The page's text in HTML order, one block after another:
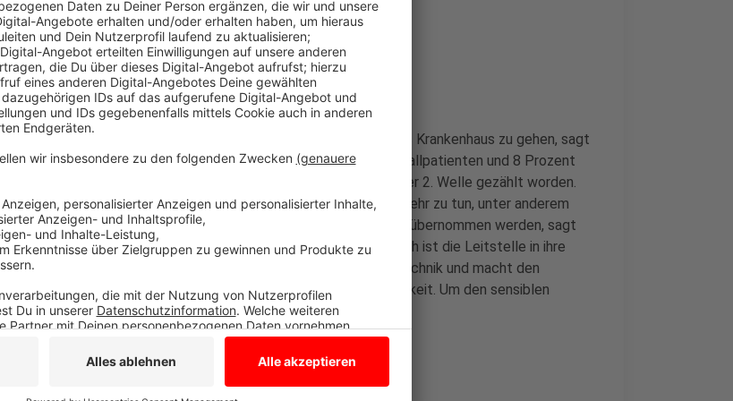
Die Angst vor Corona
Anzeige
Die Angst vor Corona hält viele Menschen davon ab, im Notfall ins Krankenhaus zu gehen, sagt
die gesetzliche Krankenkasse AOK. 9 Prozent weniger Schlaganfallpatienten und 8 Prozent
weniger Herzinfarktpatienten seien auf den Stationen während der 2. Welle gezählt worden.
Das kann unsere Feuerwehr hier nicht bestätigen. Sie hat sogar mehr zu tun, unter anderem
weil die positiven Patienten nicht mehr vom normalen Fahrdienst übernommen werden, sagt
der Chef der Feuerwehrleitstelle Stephan Kruthoff. Seit Mittwoch ist die Leitstelle in ihre
neuen Räumlichkeiten umgezogen. Sie testet gerade die neue Technik und macht den
Neustart auch sonst wegen der Pandemie ohne große Öffentlichkeit. Um den sensiblen
Bereich und seine Mitarbeiter nicht unnötig zu gefährden.